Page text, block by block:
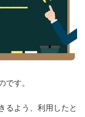
です。
るよう、利用したと